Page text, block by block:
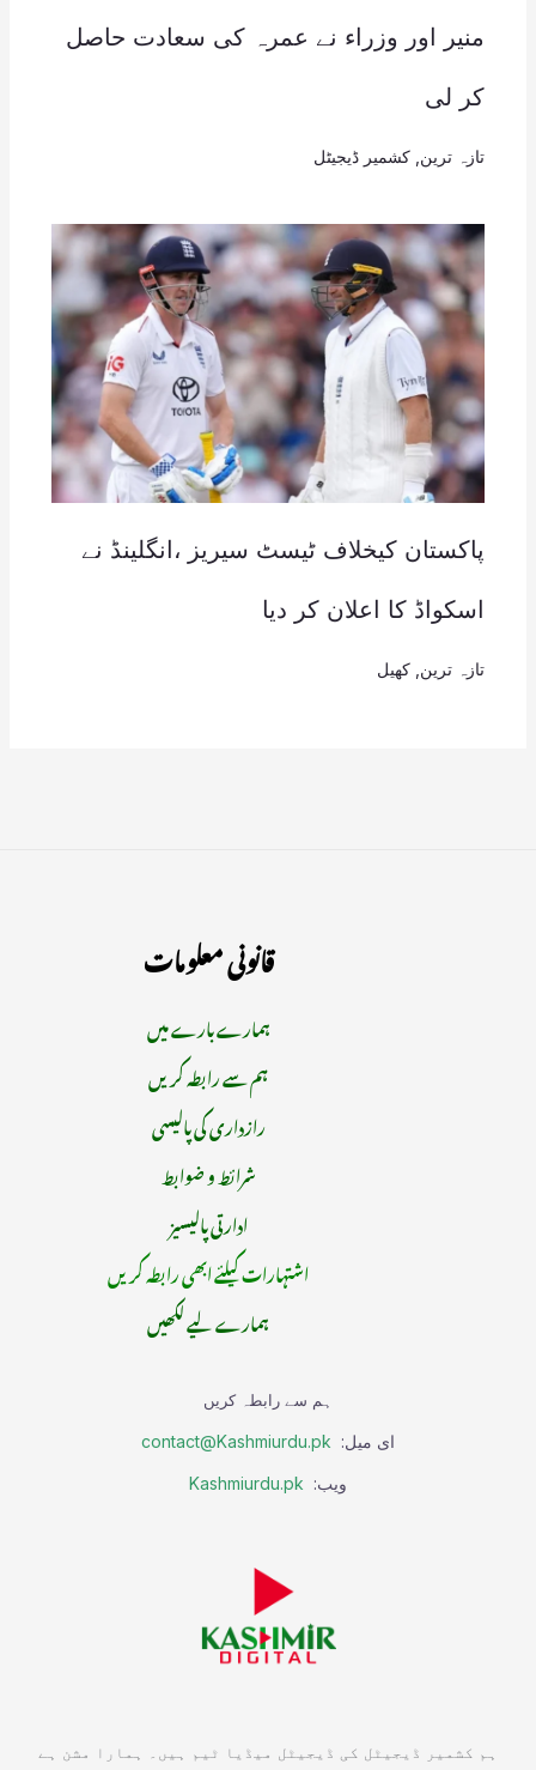
منیر اور وزراء نے عمرہ کی سعادت حاصل
کر لی
تازہ ترین کشمیر ڈیجیٹل
پاکستان کیخلاف ٹیسٹ سیریز ،انگلینڈ نے
اسکواڈ کا اعلان کر دیا
تازہ ترین کھیل
قانونی معلومات
ہمارے بارے میں
ہم سے رابطہ کریں
رازداری کی پالیسی
شرائط و ضوابط
ادارتی پالیسیز
اشتہارات کیلئے ابھی رابطہ کریں
ہمارے لیے لکھیں
ہم سے رابطہ کریں
ای میل: contact@Kashmiurdu.pk
ویب: Kashmiurdu.pk
ہم کشمیر ڈیجیٹل کی ڈیجیٹل میڈیا ٹیم ہیں۔ ہمارا مشن ہے